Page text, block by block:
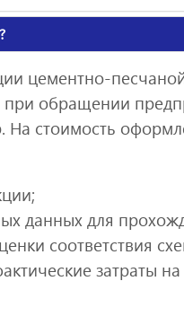
цементно-
обращении
На стоимость
данных для
соответствия
затраты